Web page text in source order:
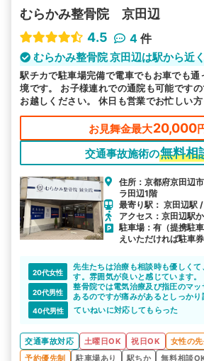
むらかみ整骨院 京田辺
4.5
4 件
むらかみ整骨院 京田辺は駅から近
駅チカで駐車場完備で電車でもお車でも通
境です。 お子様連れでの通院も可能です
お越しください。 休日も営業でお忙しい方
お見舞金最大20,000
交通事故施術の無料相
住所：京都府京田辺
ラ田辺1階
最寄り駅： 京田辺駅
アクセス：京田辺駅
駐車場：有（提携駐
えいただければ駐車券
20代女性
先生たちは治療も相談時も優しく
す。雰囲気が良いと感じています。
20代男性
整骨院では電気治療及び指圧のマ
あるのですが痛みがあるとしっか
していただけたのでとてもありがた
40代男性 ていねいに対応してもらった
交通事故対応 土曜日OK 祝日OK 女性の
予約優先制
駐車場あり 駅ちか 無料相談